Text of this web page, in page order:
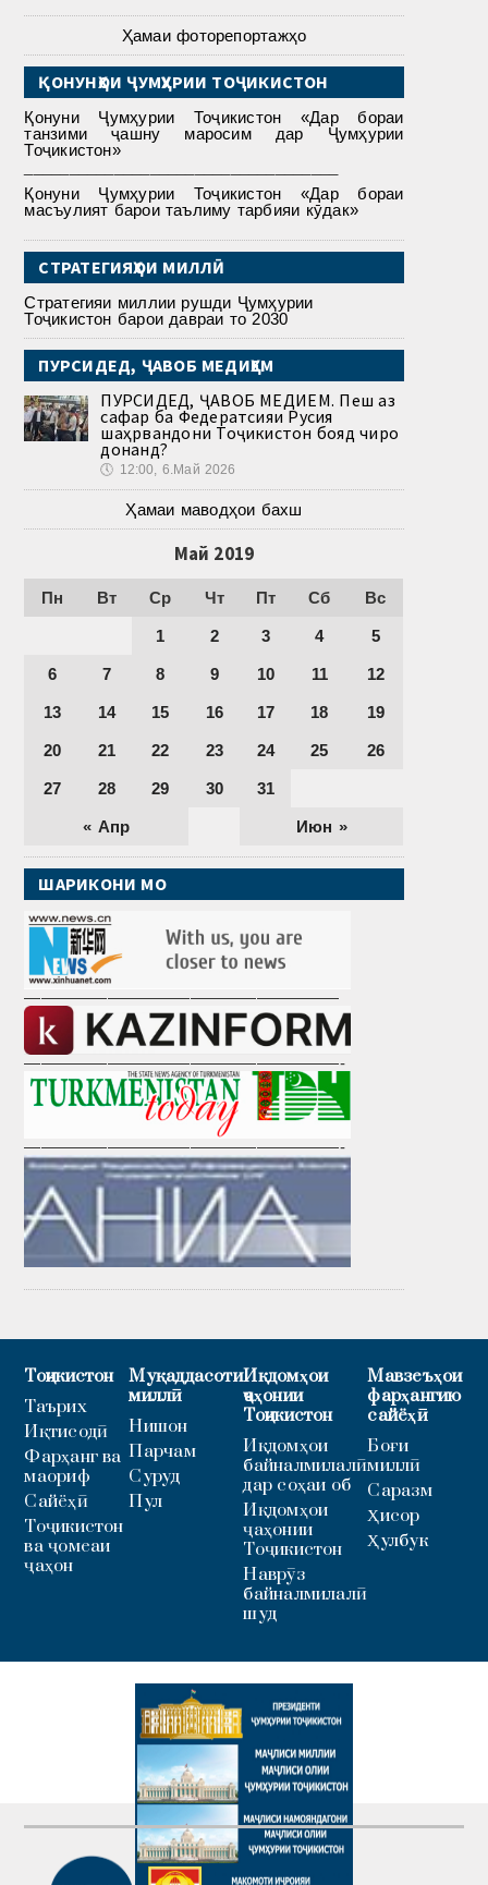
Ҳамаи фоторепортажҳо
ҚОНУНҲОИ ҶУМҲУРИИ ТОҶИКИСТОН
Қонуни Ҷумҳурии Тоҷикистон «Дар бораи
танзими ҷашну маросим дар Ҷумҳурии
Тоҷикистон»
Қонуни Ҷумҳурии Тоҷикистон «Дар бораи
масъулият барои таълиму тарбияи кӯдак»
СТРАТЕГИЯҲОИ МИЛЛӢ
Стратегияи миллии рушди Ҷумҳурии
Тоҷикистон барои давраи то 2030
ПУРСИДЕД, ҶАВОБ МЕДИҲЕМ
ПУРСИДЕД, ҶАВОБ МЕДИҲЕМ. Пеш аз
сафар ба Федератсияи Русия
шаҳрвандони Тоҷикистон бояд чиро
донанд?
🕔 12:00, 6.Май 2026
Ҳамаи маводҳои бахш
Май 2019
Пн Вт Ср Чт Пт Сб Вс
« Апр Июн »
1 2 3 4 5
6 7 8 9 10 11 12
13 14 15 16 17 18 19
20 21 22 23 24 25 26
27 28 29 30 31
ШАРИКОНИ МО
———————————————————
———————————————————-
———————————————————-
Тоҷикистон
Таърих
Иқтисодӣ
Фарҳанг ва
маориф
Сайёҳӣ
Тоҷикистон
ва ҷомеаи
ҷаҳон
Муқаддасоти
миллӣ
Нишон
Парчам
Суруд
Пул
Иқдомҳои
ҷаҳонии
Тоҷикистон
Иқдомҳои
байналмилалӣ
дар соҳаи об
Иқдомҳои
ҷаҳонии
Тоҷикистон
Наврӯз
байналмилалӣ
шуд
Мавзеъҳои
фарҳангию
сайёҳӣ
Боғи
миллӣ
Саразм
Ҳисор
Ҳулбук